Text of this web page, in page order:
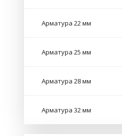
Арматура 22 мм
Арматура 25 мм
Арматура 28 мм
Арматура 32 мм